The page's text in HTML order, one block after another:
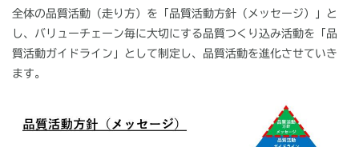
全体の品質活動（走り方）を「品質活動方針（メッセージ）」と
し、バリューチェーン毎に大切にする品質つくり込み活動を「品
質活動ガイドライン」として制定し、品質活動を進化させていき
ます。